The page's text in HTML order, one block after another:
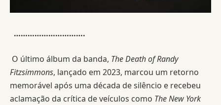
………………………….
O último álbum da banda, The Death of Randy
Fitzsimmons, lançado em 2023, marcou um retorno
memorável após uma década de silêncio e recebeu
aclamação da crítica de veículos como The New York